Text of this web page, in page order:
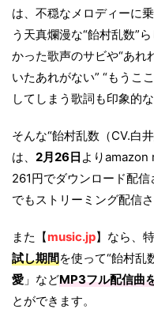
は、不穏なメロディーに
う天真爛漫な“飴村乱数”
かった歌声のサビや“あれ
いたあれがない” “もうこ
してしまう歌詞も印象的
そんな“飴村乱数（CV.白
は、 2月26日 より
261円でダウンロード配
でもストリーミング配信さ
また【music.jp】なら、
試し期間を使って“飴村乱
愛 」などMP3フル配信曲
とができます。